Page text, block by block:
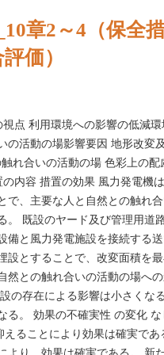
章2～4（保全
価）
点 利用環境への影響の低減
の活動の場影響要因 地形改変
れ合いの活動の場 色彩上の配
内容 措置の効果 風力発電機
で、主要な人と自然との触れ
。 既設のヤード及び管理用道
備と風力発電施設を接続する
設とすることで、改変面積を
然との触れ合いの活動の場へ
の存在による影響は小さくな
る。 効果の不確実性 の変化 な
えることにより効果は確実であ